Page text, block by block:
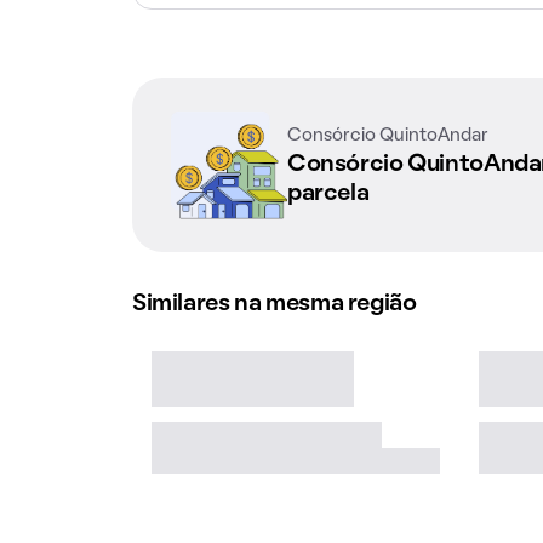
Consórcio QuintoAndar
Consórcio
parcela
Similares na mesma região